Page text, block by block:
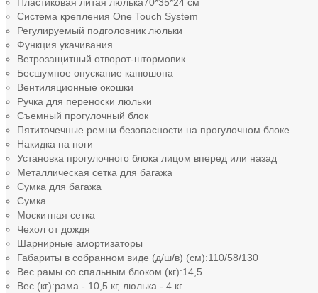
Пластиковая литая люлька70*35*24 см
Система крепления One Touch System
Регулируемый подголовник люльки
Функция укачивания
Ветрозащитный отворот-штормовик
Бесшумное опускание капюшона
Вентиляционные окошки
Ручка для переноски люльки
Съемный прогулочный блок
Пятиточечные ремни безопасности на прогулочном блоке
Накидка на ноги
Установка прогулочного блока лицом вперед или назад
Металлическая сетка для багажа
Сумка для багажа
Сумка
Москитная сетка
Чехол от дождя
Шарнирные амортизаторы
Габариты в собранном виде (д/ш/в) (см):110/58/130
Вес рамы со спальным блоком (кг):14,5
Вес (кг):рама - 10,5 кг, люлька - 4 кг